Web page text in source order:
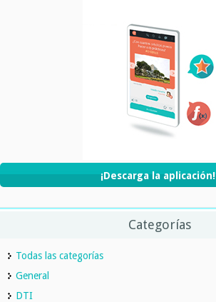
¡Descarga la aplicación!
Categorías
Todas las categorías
General
DTI